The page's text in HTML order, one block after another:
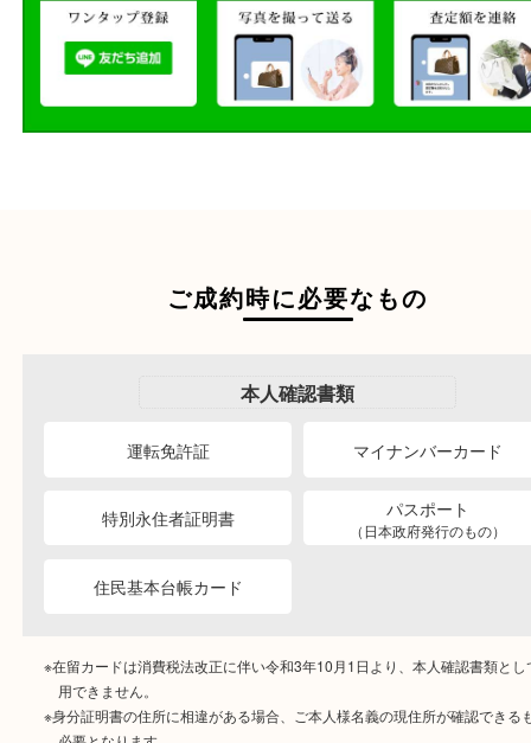
店頭買取
商品を当店へお持ち込
その場で無料査定